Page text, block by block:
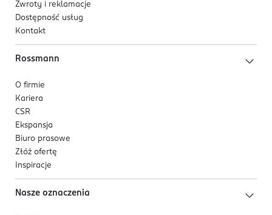
Zwroty i reklamacje
Dostępność usług
Kontakt
Rossmann
O firmie
Kariera
CSR
Ekspansja
Biuro prasowe
Złóż ofertę
Inspiracje
Nasze oznaczenia